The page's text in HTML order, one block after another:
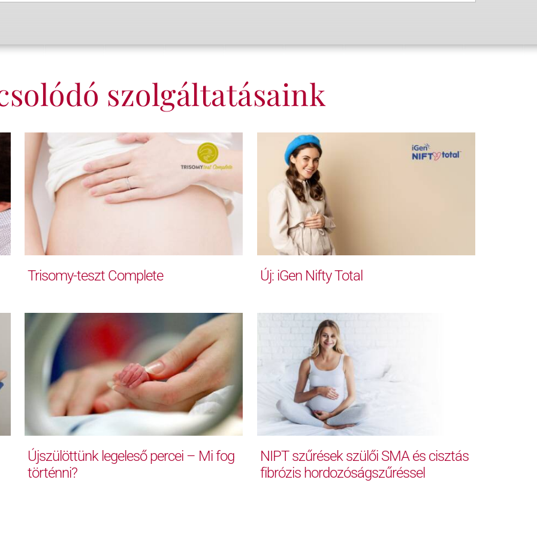
szolgáltatásaink
Trisomy-teszt Complete Új: iGen Nifty Total
Újszülöttünk legeleső percei – Mi fog
történni?
NIPT szűrések szülői SMA és cisztás
fibrózis hordozóságszűréssel